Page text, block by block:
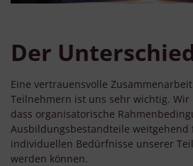
Der
Eine vertrauensvolle
Teilnehmern ist uns sehr wichtig.
dass organisatorische
Ausbildungsbestandteile weitgehend
individuellen Bedürfnisse unserer
werden können.